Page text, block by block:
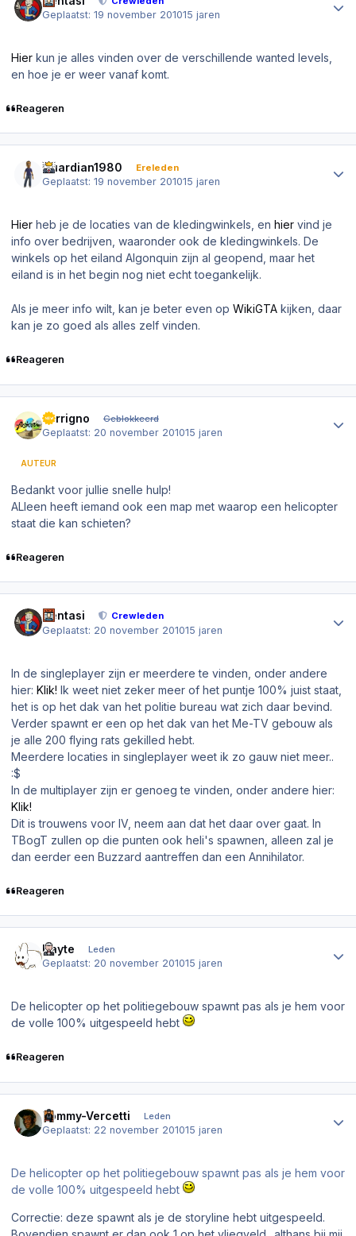
Geplaatst:19 november 201015 jaren
Hier kun je alles vinden over de verschillende wanted levels,
en hoe je er weer vanaf komt.
Reageren
Guardian1980 Ereleden
Geplaatst:19 november 201015 jaren
Hier heb je de locaties van de kledingwinkels, en hier vind je
info over bedrijven, waaronder ook de kledingwinkels. De
winkels op het eiland Algonquin zijn al geopend, maar het
eiland is in het begin nog niet echt toegankelijk.
Als je meer info wilt, kan je beter even op WikiGTA kijken, daar
kan je zo goed als alles zelf vinden.
Reageren
Ferrigno Geblokkeerd
Geplaatst: 20 november 201015 jaren
AUTEUR
Bedankt voor jullie snelle hulp!
ALleen heeft iemand ook een map met waarop een helicopter
staat die kan schieten?
Reageren
Sentasi Crewleden
Geplaatst: 20 november 201015 jaren
In de singleplayer zijn er meerdere te vinden, onder andere
hier: Klik! Ik weet niet zeker meer of het puntje 100% juist staat,
het is op het dak van het politie bureau wat zich daar bevind.
Verder spawnt er een op het dak van het Me-TV gebouw als
je alle 200 flying rats gekilled hebt.
Meerdere locaties in singleplayer weet ik zo gauw niet meer..
:$
In de multiplayer zijn er genoeg te vinden, onder andere hier:
Klik!
Dit is trouwens voor IV, neem aan dat het daar over gaat. In
TBogT zullen op die punten ook heli's spawnen, alleen zal je
dan eerder een Buzzard aantreffen dan een Annihilator.
Reageren
Hayte Leden
Geplaatst: 20 november 201015 jaren
De helicopter op het politiegebouw spawnt pas als je hem voor
de volle 100% uitgespeeld hebt
Reageren
Tommy-Vercetti Leden
Geplaatst: 22 november 201015 jaren
De helicopter op het politiegebouw spawnt pas als je hem voor
de volle 100% uitgespeeld hebt
Correctie: deze spawnt als je de storyline hebt uitgespeeld.